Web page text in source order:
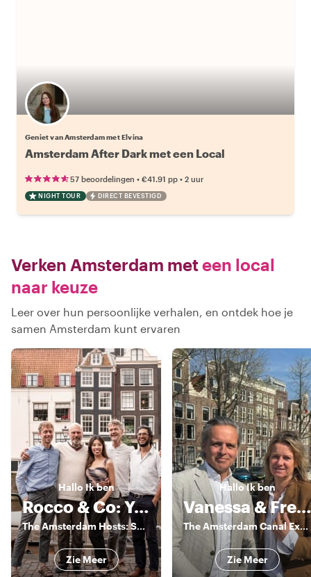
Geniet van Amsterdam met Elvina
Amsterdam After Dark met een Local
57 beoordelingen • €41.91 pp • 2 uur
NIGHT TOUR DIRECT BEVESTIGD
Verken Amsterdam meteen local
naar keuze
Leer over hun persoonlijke verhalen, en ontdek hoe je
samen Amsterdam kunt ervaren
Hallo Ik ben
Rocco & Co: Your Experienced Guides
The Amsterdam Hosts: Sharing Authentic Local Experiences
Zie Meer
HalloIk ben
Vanessa & Frederik
The Amsterdam Canal Experts
Zie Meer